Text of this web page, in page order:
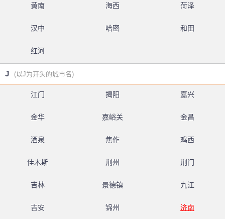
黄南 海西 菏泽
汉中 哈密 和田
红河
J (以J为开头的城市名)
江门 揭阳 嘉兴
金华 嘉峪关 金昌
酒泉 焦作 鸡西
佳木斯 荆州 荆门
吉林 景德镇 九江
吉安 锦州 济南